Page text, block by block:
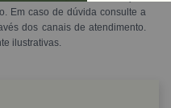
Em caso de dúvida consulte a
dos canais de atendimento.
ilustrativas.